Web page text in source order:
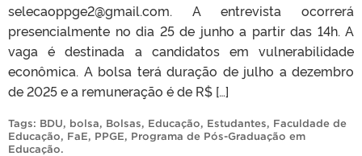
selecaoppge2@gmail.com. A entrevista ocorrerá
presencialmente no dia 25 de junho a partir das 14h. A
vaga é destinada a candidatos em vulnerabilidade
econômica. A bolsa terá duração de julho a dezembro
de 2025 e a remuneração é de R$ […]
Tags: BDU, bolsa, Bolsas, Educação, Estudantes, Faculdade de
Educação, FaE, PPGE, Programa de Pós-Graduação em
Educação.